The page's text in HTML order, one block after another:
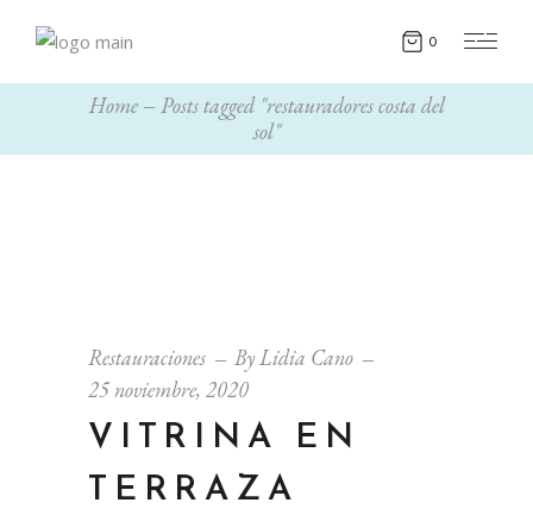
0
Home
Posts tagged "restauradores costa del
sol"
Restauraciones ByLidia Cano
25 noviembre, 2020
VITRINA EN
TERRAZA